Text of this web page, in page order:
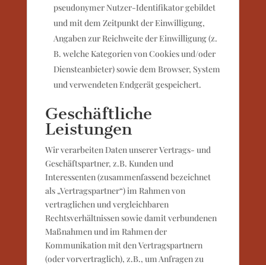
pseudonymer Nutzer-Identifikator gebildet
und mit dem Zeitpunkt der Einwilligung,
Angaben zur Reichweite der Einwilligung (z.
B. welche Kategorien von Cookies und/oder
Diensteanbieter) sowie dem Browser, System
und verwendeten Endgerät gespeichert.
Geschäftliche
Leistungen
Wir verarbeiten Daten unserer Vertrags- und
Geschäftspartner, z.B. Kunden und
Interessenten (zusammenfassend bezeichnet
als „Vertragspartner“) im Rahmen von
vertraglichen und vergleichbaren
Rechtsverhältnissen sowie damit verbundenen
Maßnahmen und im Rahmen der
Kommunikation mit den Vertragspartnern
(oder vorvertraglich), z.B., um Anfragen zu